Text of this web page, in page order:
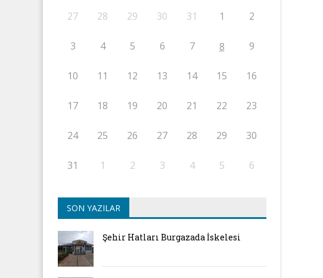
27 28 29 30 31 1 2
3 4 5 6 7 8 9
10 11 12 13 14 15 16
17 18 19 20 21 22 23
24 25 26 27 28 29 30
31 1 2 3 4 5 6
SON YAZILAR
Şehir Hatları Burgazada İskelesi